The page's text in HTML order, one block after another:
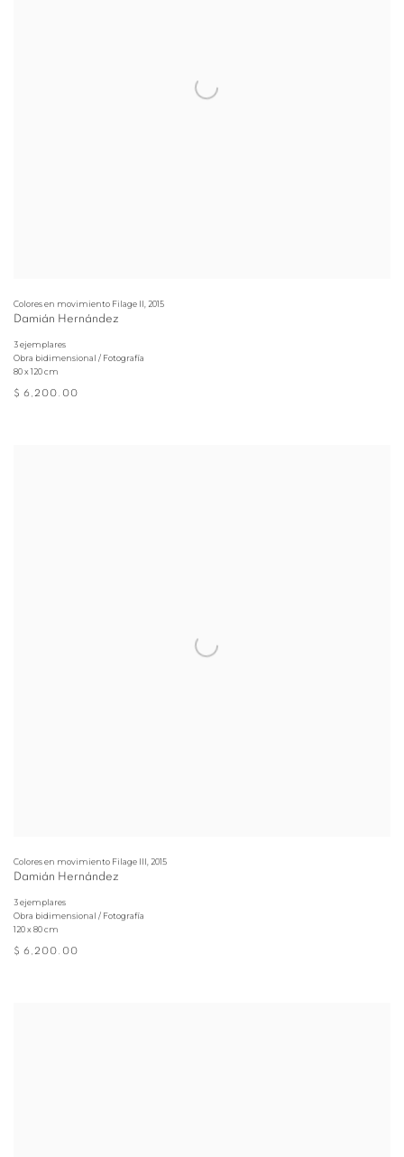
Colores en movimiento Filage II , 2015
Damián Hernández
3 ejemplares
Obra bidimensional / Fotografía
80 x 120 cm
$ 6,200.00
Colores en movimiento Filage III , 2015
Damián Hernández
3 ejemplares
Obra bidimensional / Fotografía
120 x 80 cm
$ 6,200.00